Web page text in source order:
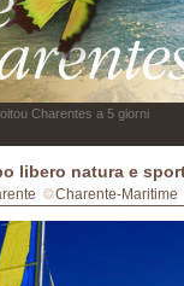
Charentes a 5 giorni
libero natura e
Charente-Maritime